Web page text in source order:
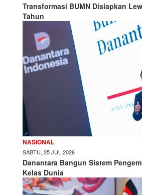
Transformasi BUMN Disiapkan
Tahun
NASIONAL
SABTU, 25 JUL 2026
Danantara Bangun Sistem
Kelas Dunia